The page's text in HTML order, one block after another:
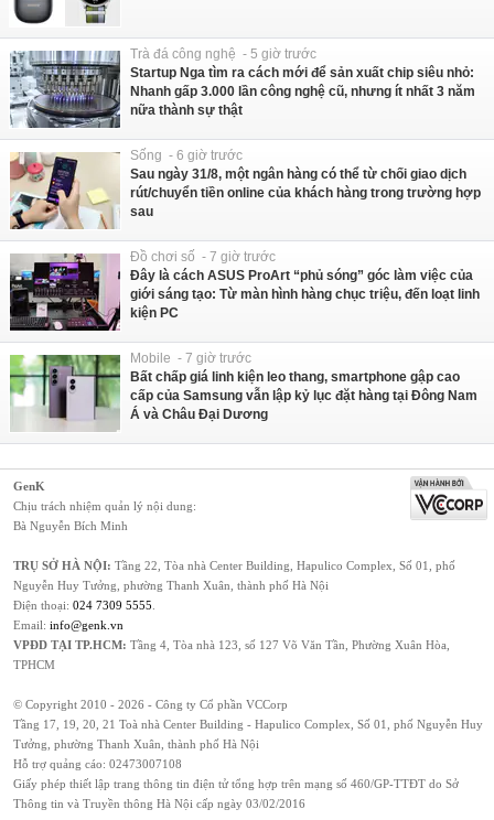
Trà đá công nghệ - 5 giờ trước
Startup Nga tìm ra cách mới để sản xuất chip siêu nhỏ:
Nhanh gấp 3.000 lần công nghệ cũ, nhưng ít nhất 3 năm
nữa thành sự thật
Sống - 6 giờ trước
Sau ngày 31/8, một ngân hàng có thể từ chối giao dịch
rút/chuyển tiền online của khách hàng trong trường hợp
sau
Đồ chơi số - 7 giờ trước
Đây là cách ASUS ProArt “phủ sóng” góc làm việc của
giới sáng tạo: Từ màn hình hàng chục triệu, đến loạt linh
kiện PC
Mobile - 7 giờ trước
Bất chấp giá linh kiện leo thang, smartphone gập cao
cấp của Samsung vẫn lập kỷ lục đặt hàng tại Đông Nam
Á và Châu Đại Dương
GenK
Chịu trách nhiệm quản lý nội dung:
Bà Nguyễn Bích Minh
TRỤ SỞ HÀ NỘI: Tầng 22, Tòa nhà Center Building, Hapulico Complex, Số 01, phố
Nguyễn Huy Tưởng, phường Thanh Xuân, thành phố Hà Nội
Điện thoại: 024 7309 5555
Email: info@genk.vn
VPĐD TẠI TP.HCM: Tầng 4, Tòa nhà 123, số 127 Võ Văn Tần, Phường Xuân Hòa,
TPHCM
© Copyright 2010 - 2026 - Công ty Cổ phần VCCorp
Tầng 17, 19, 20, 21 Toà nhà Center Building - Hapulico Complex, Số 01, phố Nguyễn Huy
Tưởng, phường Thanh Xuân, thành phố Hà Nội
Hỗ trợ quảng cáo: 02473007108
Giấy phép thiết lập trang thông tin điện tử tổng hợp trên mạng số 460/GP-TTĐT do Sở
Thông tin và Truyền thông Hà Nội cấp ngày 03/02/2016